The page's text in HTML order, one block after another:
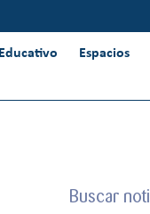
Espacios
Buscar